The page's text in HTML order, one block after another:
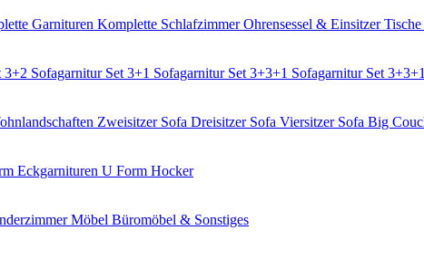
Garnituren Komplette SchlafzimmerOhrensessel & Einsitzer
3+2 Sofagarnitur Set 3+1 Sofagarnitur Set 3+3+1 Sofagarnitur Set
Zweisitzer Sofa Dreisitzer Sofa Viersitzer Sofa Big
Eckgarnituren U Form Hocker
Möbel Büromöbel & Sonstiges